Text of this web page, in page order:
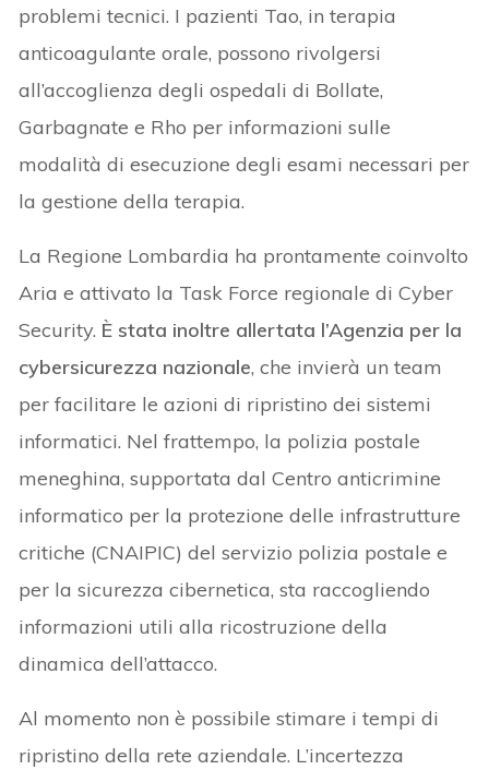
problemi tecnici. I pazienti Tao, in terapia
anticoagulante orale, possono rivolgersi
all’accoglienza degli ospedali di Bollate,
Garbagnate e Rho per informazioni sulle
modalità di esecuzione degli esami necessari per
la gestione della terapia.
La Regione Lombardia ha prontamente coinvolto
Aria e attivato la Task Force regionale di Cyber
Security. È stata inoltre allertata l’Agenzia per la
cybersicurezza nazionale, che invierà un team
per facilitare le azioni di ripristino dei sistemi
informatici. Nel frattempo, la polizia postale
meneghina, supportata dal Centro anticrimine
informatico per la protezione delle infrastrutture
critiche (CNAIPIC) del servizio polizia postale e
per la sicurezza cibernetica, sta raccogliendo
informazioni utili alla ricostruzione della
dinamica dell’attacco.
Al momento non è possibile stimare i tempi di
ripristino della rete aziendale. L’incertezza